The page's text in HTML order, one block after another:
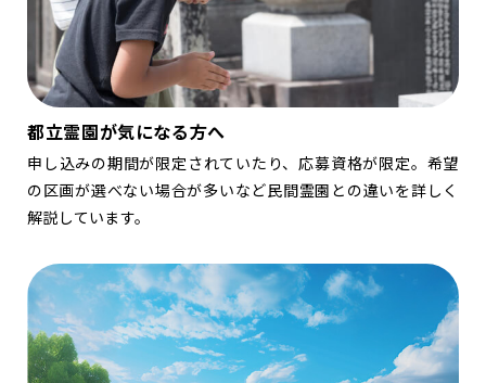
都立霊園が気になる方へ
申し込みの期間が限定されていたり、応募資格が限定。希望
の区画が選べない場合が多いなど民間霊園との違いを詳しく
解説しています。